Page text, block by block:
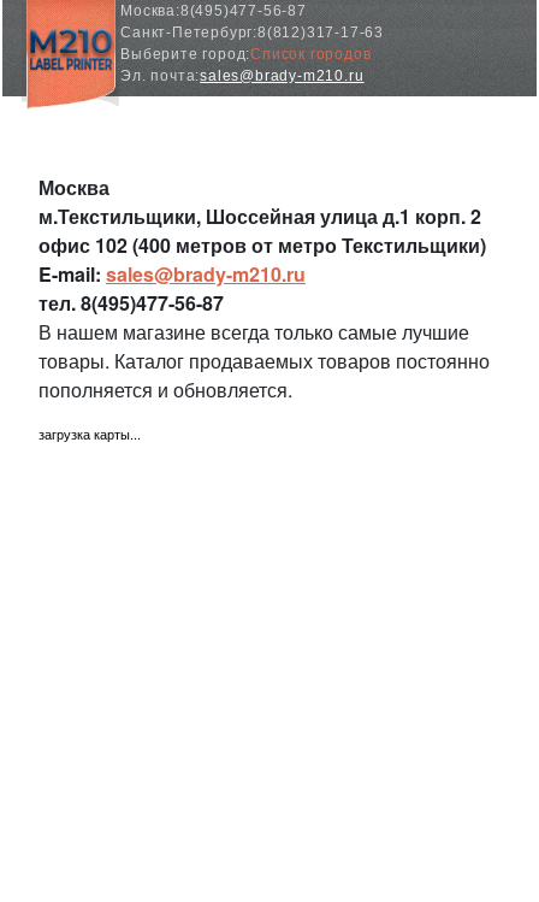
Москва:8(495)477-56-87
Санкт-Петербург:8(812)317-17-63
Выберите город:Список городов
Эл. почта:sales@brady-m210.ru
Москва
м.Текстильщики, Шоссейная улица д.1 корп. 2
офис 102 (400 метров от метро Текстильщики)
E-mail: sales@brady-m210.ru
тел.8(495)477-56-87
В нашем магазине всегда только самые лучшие
товары. Каталог продаваемых товаров постоянно
пополняется и обновляется.
загрузка карты...